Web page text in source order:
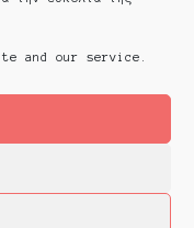
and our service.